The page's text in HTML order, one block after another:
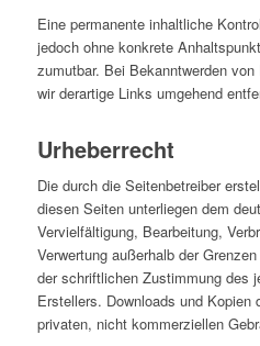
Eine permanente inhaltliche
jedoch ohne konkrete
zumutbar. Bei Bekanntwerden
wir derartige Links umgehend
Urheberrecht
Die durch die Seitenbetreiber
diesen Seiten unterliegen dem
Vervielfältigung, Bearbeitung,
Verwertung außerhalb der
der schriftlichen Zustimmung des
Erstellers. Downloads und Kopien
privaten, nicht kommerziellen